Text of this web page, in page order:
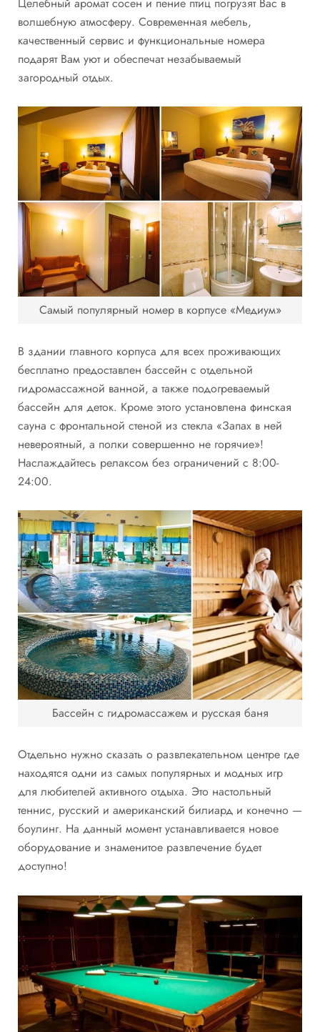
волшебную атмосферу. Современная мебель,
качественный сервис и функциональные номера
подарят Вам уют и обеспечат незабываемый
загородный отдых.
Самый популярный номер в корпусе «Медиум»
В здании главного корпуса для всех проживающих
бесплатно предоставлен бассейн с отдельной
гидромассажной ванной, а также подогреваемый
бассейн для деток. Кроме этого установлена финская
сауна с фронтальной стеной из стекла «Запах в ней
невероятный, а полки совершенно не горячие»!
Наслаждайтесь релаксом без ограничений с 8:00-
24:00.
Бассейн с гидромассажем и русская баня
Отдельно нужно сказать о развлекательном центре где
находятся одни из самых популярных и модных игр
для любителей активного отдыха. Это настольный
теннис, русский и американский билиард и конечно —
боулинг. На данный момент устанавливается новое
оборудование и знаменитое развлечение будет
доступно!